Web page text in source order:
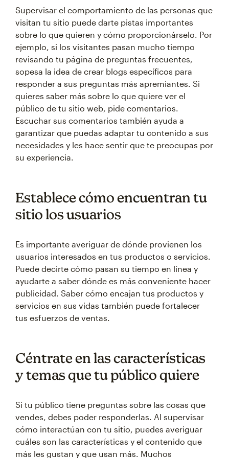
Supervisar el comportamiento de las personas que
visitan tu sitio puede darte pistas importantes
sobre lo que quieren y cómo proporcionárselo. Por
ejemplo, si los visitantes pasan mucho tiempo
revisando tu página de preguntas frecuentes,
sopesa la idea de crear blogs específicos para
responder a sus preguntas más apremiantes. Si
quieres saber más sobre lo que quiere ver el
público de tu sitio web, pide comentarios.
Escuchar sus comentarios también ayuda a
garantizar que puedas adaptar tu contenido a sus
necesidades y les hace sentir que te preocupas por
su experiencia.
Establece cómo encuentran tu
sitio los usuarios
Es importante averiguar de dónde provienen los
usuarios interesados en tus productos o servicios.
Puede decirte cómo pasan su tiempo en línea y
ayudarte a saber dónde es más conveniente hacer
publicidad. Saber cómo encajan tus productos y
servicios en sus vidas también puede fortalecer
tus esfuerzos de ventas.
Céntrate en las características
y temas que tu público quiere
Si tu público tiene preguntas sobre las cosas que
vendes, debes poder responderlas. Al supervisar
cómo interactúan con tu sitio, puedes averiguar
cuáles son las características y el contenido que
más les gustan y que usan más. Muchos